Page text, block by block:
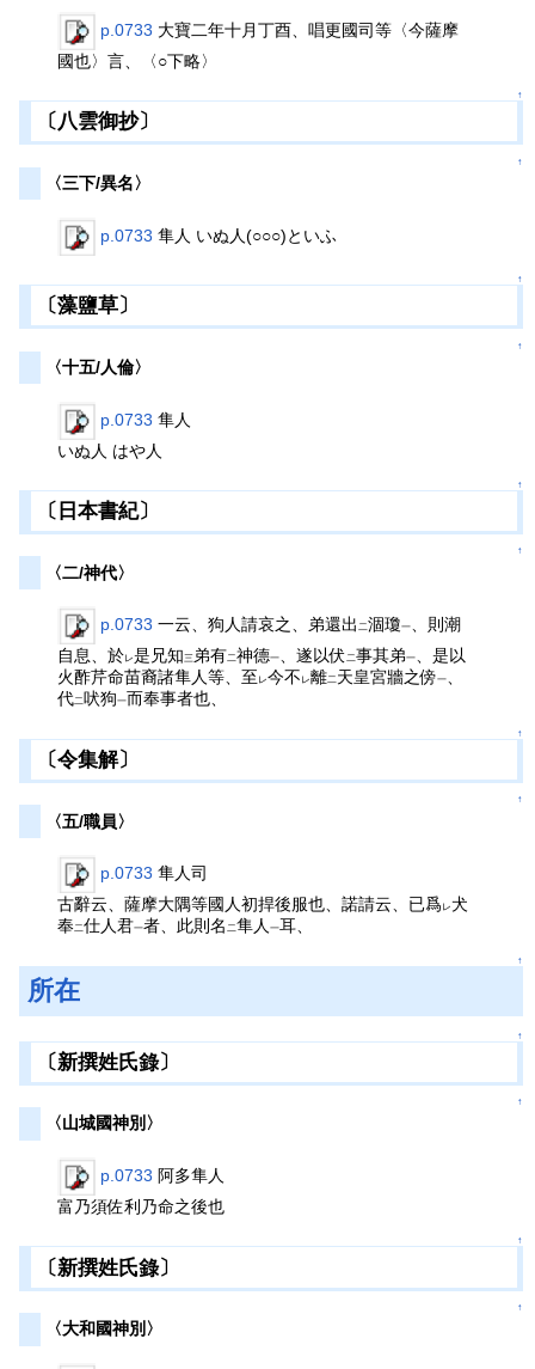
p.0733 大寶二年十月丁酉、唱更國司等〈今薩摩
國也〉言、〈○下略〉
↑
〔八雲御抄〕
↑
〈三下/異名〉
p.0733 隼人 いぬ人(○○○)といふ
↑
〔藻鹽草〕
↑
〈十五/人倫〉
p.0733 隼人
いぬ人 はや人
↑
〔日本書紀〕
↑
〈二/神代〉
p.0733 一云、狗人請哀之、弟還出二涸瓊一、則潮
自息、於レ是兄知三弟有二神德一、遂以伏二事其弟一、是以
火酢芹命苗裔諸隼人等、至 レ今不 レ離二天皇宮牆之傍一、
代二吠狗一而奉事者也、
↑
〔令集解〕
↑
〈五/職員〉
p.0733 隼人司
古辭云、薩摩大隅等國人初捍後服也、諾請云、已爲レ犬
奉二仕人君一者、此則名二隼人一耳、
↑
所在
↑
〔新撰姓氏錄〕
↑
〈山城國神別〉
p.0733 阿多隼人
富乃須佐利乃命之後也
↑
〔新撰姓氏錄〕
↑
〈大和國神別〉